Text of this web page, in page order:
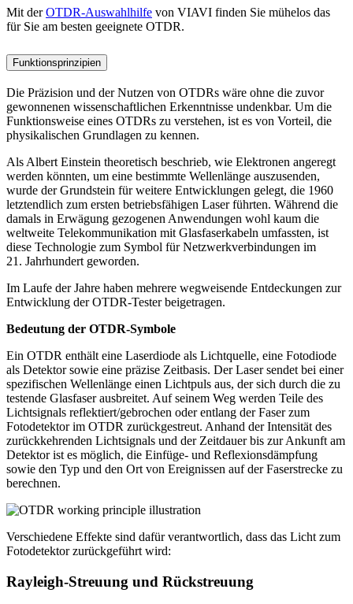
Mit derOTDR-Auswahlhilfe von VIAVI finden Sie mühelos das
für Sie am besten geeignete OTDR.
Funktionsprinzipien
Die Präzision und der Nutzen von OTDRs wäre ohne die zuvor
gewonnenen wissenschaftlichen Erkenntnisse undenkbar. Um die
Funktionsweise eines OTDRs zu verstehen, ist es von Vorteil, die
physikalischen Grundlagen zu kennen.
Als Albert Einstein theoretisch beschrieb, wie Elektronen angeregt
werden könnten, um eine bestimmte Wellenlänge auszusenden,
wurde der Grundstein für weitere Entwicklungen gelegt, die 1960
letztendlich zum ersten betriebsfähigen Laser führten. Während die
damals in Erwägung gezogenen Anwendungen wohl kaum die
weltweite Telekommunikation mit Glasfaserkabeln umfassten, ist
diese Technologie zum Symbol für Netzwerkverbindungen im
21. Jahrhundert geworden.
Im Laufe der Jahre haben mehrere wegweisende Entdeckungen zur
Entwicklung der OTDR-Tester beigetragen.
Bedeutung der OTDR-Symbole
Ein OTDR enthält eine Laserdiode als Lichtquelle, eine Fotodiode
als Detektor sowie eine präzise Zeitbasis. Der Laser sendet bei einer
spezifischen Wellenlänge einen Lichtpuls aus, der sich durch die zu
testende Glasfaser ausbreitet. Auf seinem Weg werden Teile des
Lichtsignals reflektiert/gebrochen oder entlang der Faser zum
Fotodetektor im OTDR zurückgestreut. Anhand der Intensität des
zurückkehrenden Lichtsignals und der Zeitdauer bis zur Ankunft am
Detektor ist es möglich, die Einfüge- und Reflexionsdämpfung
sowie den Typ und den Ort von Ereignissen auf der Faserstrecke zu
berechnen.
Verschiedene Effekte sind dafür verantwortlich, dass das Licht zum
Fotodetektor zurückgeführt wird:
Rayleigh-Streuung und Rückstreuung